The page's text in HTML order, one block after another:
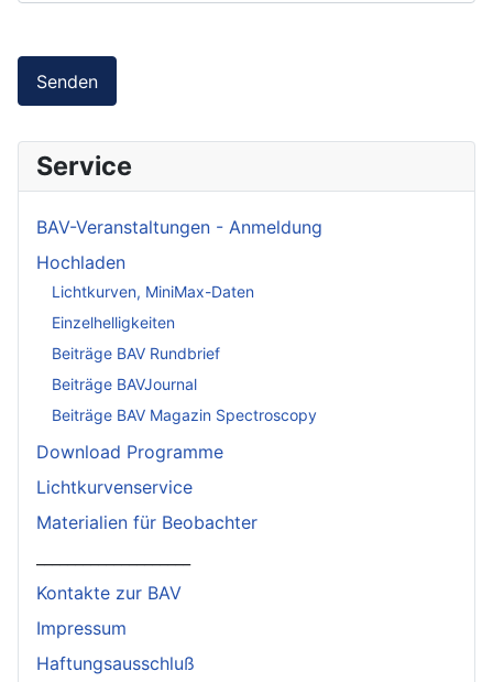
Senden
Service
BAV-Veranstaltungen - Anmeldung
Hochladen
Lichtkurven, MiniMax-Daten
Einzelhelligkeiten
Beiträge BAV Rundbrief
Beiträge BAVJournal
Beiträge BAV Magazin Spectroscopy
Download Programme
Lichtkurvenservice
Materialien für Beobachter
Kontakte zur BAV
Impressum
Haftungsausschluß